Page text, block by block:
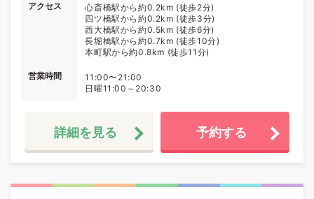
アクセス
心斎橋駅から約0.2km (徒歩2分)
四ツ橋駅から約0.2km (徒歩3分)
西大橋駅から約0.5km (徒歩6分)
長堀橋駅から約0.7km (徒歩10分)
本町駅から約0.8km (徒歩11分)
営業時間
11:00〜21:00
日曜11:00～20:30
詳細を見る 予約する